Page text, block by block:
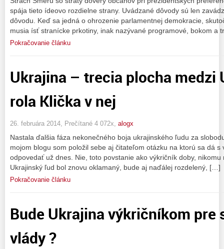
spája tieto ídeovo rozdielne strany. Uvádzané dôvody sú len
dôvodu. Keď sa jedná o ohrozenie parlamentnej demokracie,
musia ísť stranícke prkotiny, inak nazývané programové, bokom a
Pokračovanie článku
Ukrajina – trecia plocha medzi
rola Klička v nej
26. februára 2014, Prečítané 4 072x, alogx
Nastala ďalšia fáza nekonečného boja ukrajinského ľudu za
mojom blogu som položil sebe aj čitateľom otázku na ktorú sa dá
odpovedať už dnes. Nie, toto povstanie ako výkričník doby,
Ukrajinský ľud bol znovu oklamaný, bude aj naďálej rozdelený, […]
Pokračovanie článku
Bude Ukrajina výkričníkom pre
vlády ?